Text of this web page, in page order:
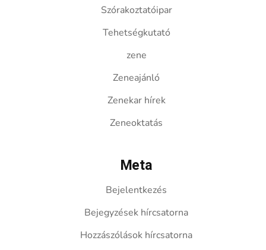
Szórakoztatóipar
Tehetségkutató
zene
Zeneajánló
Zenekar hírek
Zeneoktatás
Meta
Bejelentkezés
Bejegyzések hírcsatorna
Hozzászólások hírcsatorna